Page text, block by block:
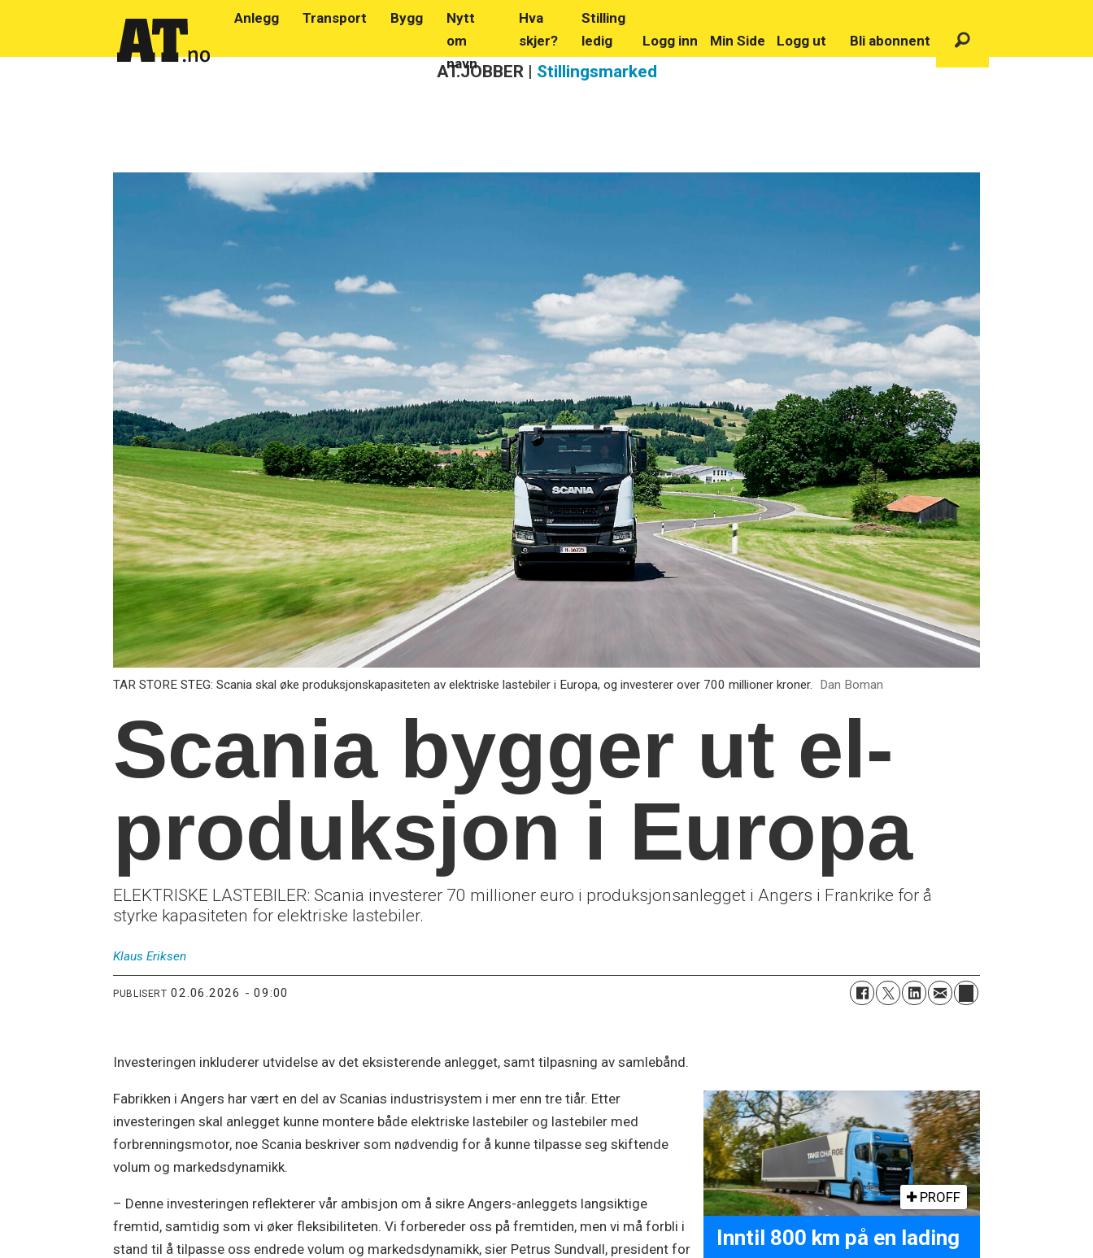
Anlegg Transport Bygg
Nytt
om
navn
Hva
skjer?
Stilling
ledig
Logg inn Min Side Logg ut Bli abonnent
AT.JOBBER | Stillingsmarked
TAR STORE STEG: Scania skal øke produksjonskapasiteten av elektriske lastebiler i Europa, og investerer over 700 millioner kroner. Dan Boman
Scania bygger ut el-
produksjon i Europa
ELEKTRISKE LASTEBILER: Scania investerer 70 millioner euro i produksjonsanlegget i Angers i Frankrike for å
styrke kapasiteten for elektriske lastebiler.
Klaus Eriksen
PUBLISERT 02.06.2026 - 09:00
Investeringen inkluderer utvidelse av det eksisterende anlegget, samt tilpasning av samlebånd.
PROFF
Inntil 800 km på en lading
Fabrikken i Angers har vært en del av Scanias industrisystem i mer enn tre tiår. Etter
investeringen skal anlegget kunne montere både elektriske lastebiler og lastebiler med
forbrenningsmotor, noe Scania beskriver som nødvendig for å kunne tilpasse seg skiftende
volum og markedsdynamikk.
– Denne investeringen reflekterer vår ambisjon om å sikre Angers-anleggets langsiktige
fremtid, samtidig som vi øker fleksibiliteten. Vi forbereder oss på fremtiden, men vi må forbli i
stand til å tilpasse oss endrede volum og markedsdynamikk, sier Petrus Sundvall, president for